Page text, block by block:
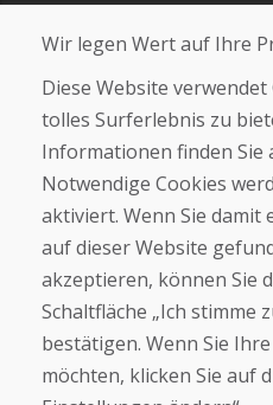
Über uns
Kontakt
Kaufen
E-Shop
Zahlung
Beschwerde
Rückgabe
Cookies
Wir legen Wert auf Ihre
Diese Website
tolles Surferlebnis zu
Informationen finden Sie
Notwendige Cookies
aktiviert. Wenn Sie damit
auf dieser Website
akzeptieren, können Sie
Schaltfläche „Ich stimme
bestätigen. Wenn Sie
möchten, klicken Sie auf